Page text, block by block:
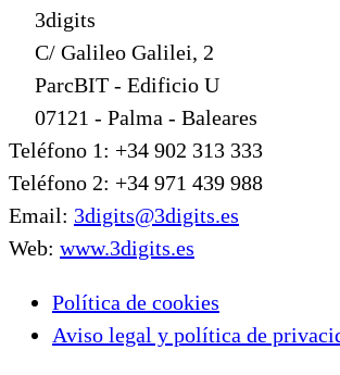
3digits
C/ Galileo Galilei, 2
ParcBIT - Edificio U
07121 - Palma - Baleares
Teléfono 1: +34 902 313 333
Teléfono 2: +34 971 439 988
Email: 3digits@3digits.es
Web: www.3digits.es
Política de cookies
Aviso legal y política de